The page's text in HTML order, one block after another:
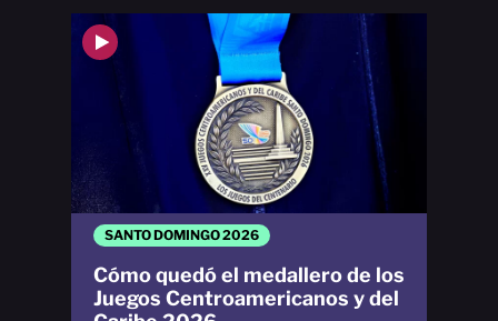
SANTO DOMINGO 2026
Cómo quedó el medallero de los
Juegos Centroamericanos y del